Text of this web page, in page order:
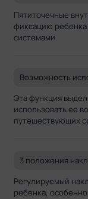
Пятиточечные
фиксацию
системами.
Возможность
Эта функция
использовать ее
путешествующих
3 положения
Регулируемый
ребенка,